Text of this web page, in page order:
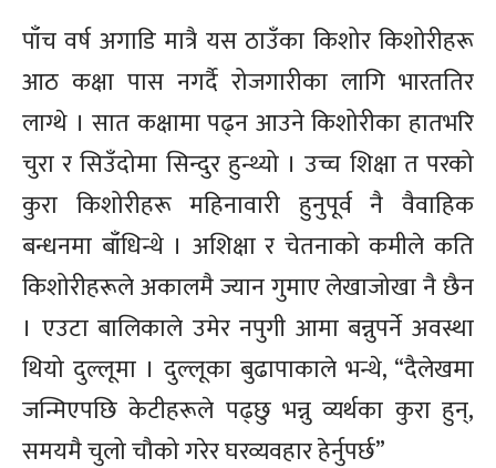
पाँच वर्ष अगाडि मात्रै यस ठाउँका किशोर किशोरीहरू
आठ कक्षा पास नगर्दै रोजगारीका लागि भारततिर
लाग्थे । सात कक्षामा पढ्न आउने किशोरीका हातभरि
चुरा र सिउँदोमा सिन्दुर हुन्थ्यो । उच्च शिक्षा त परको
कुरा किशोरीहरू महिनावारी हुनुपूर्व नै वैवाहिक
बन्धनमा बाँधिन्थे । अशिक्षा र चेतनाको कमीले कति
किशोरीहरूले अकालमै ज्यान गुमाए लेखाजोखा नै छैन
। एउटा बालिकाले उमेर नपुगी आमा बन्नुपर्ने अवस्था
थियो दुल्लूमा । दुल्लूका बुढापाकाले भन्थे, “दैलेखमा
जन्मिएपछि केटीहरूले पढ्छु भन्नु व्यर्थका कुरा हुन्,
समयमै चुलो चौको गरेर घरव्यवहार हेर्नुपर्छ”